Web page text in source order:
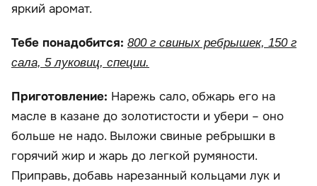
яркий аромат.
Тебе понадобится: 800 г свиных ребрышек, 150 г
сала, 5 луковиц, специи.
Приготовление: Нарежь сало, обжарь его на
масле в казане до золотистости и убери – оно
больше не надо. Выложи свиные ребрышки в
горячий жир и жарь до легкой румяности.
Приправь, добавь нарезанный кольцами лук и